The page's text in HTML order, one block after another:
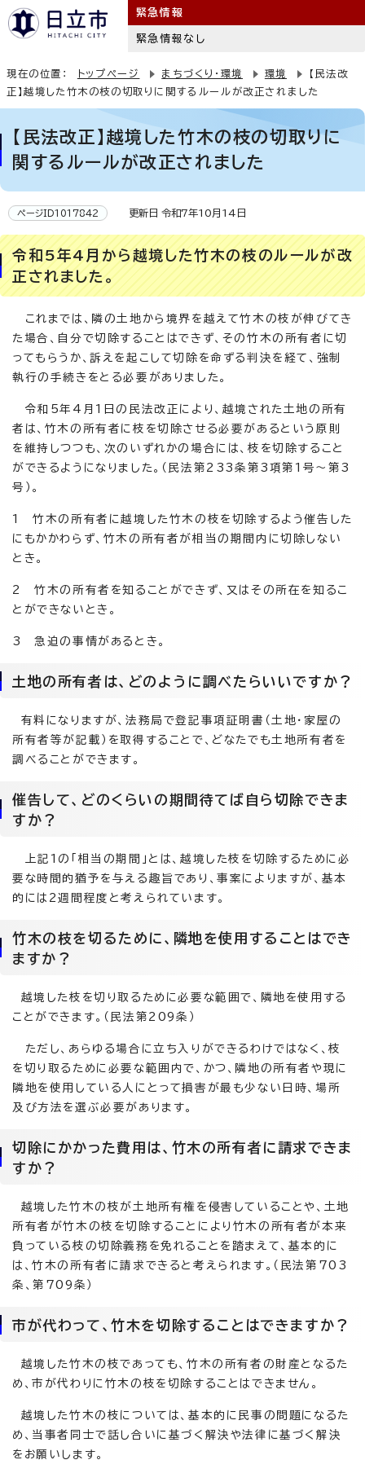
緊急情報
緊急情報なし
現在の位置： トップページ まちづくり・環境 環境
【民法改
正】越境した竹木の枝の切取りに関するルールが改正されました
【民法改正】越境した竹木の枝の切取りに
関するルールが改正されました
ページID1017842 更新日 令和7年10月14日
令和5年4月から越境した竹木の枝のルールが改
正されました。
これまでは、隣の土地から境界を越えて竹木の枝が伸びてき
た場合、自分で切除することはできず、その竹木の所有者に切
ってもらうか、訴えを起こして切除を命ずる判決を経て、強制
執行の手続きをとる必要がありました。
令和5年4月1日の民法改正により、越境された土地の所有
者は、竹木の所有者に枝を切除させる必要があるという原則
を維持しつつも、次のいずれかの場合には、枝を切除すること
ができるようになりました。（民法第233条第3項第1号～第3
号）。
1 竹木の所有者に越境した竹木の枝を切除するよう催告した
にもかかわらず、竹木の所有者が相当の期間内に切除しない
とき。
2 竹木の所有者を知ることができず、又はその所在を知るこ
とができないとき。
3 急迫の事情があるとき。
土地の所有者は、どのように調べたらいいですか？
有料になりますが、法務局で登記事項証明書（土地・家屋の
所有者等が記載）を取得することで、どなたでも土地所有者を
調べることができます。
催告して、どのくらいの期間待てば自ら切除できま
すか？
上記1の「相当の期間」とは、越境した枝を切除するために必
要な時間的猶予を与える趣旨であり、事案によりますが、基本
的には2週間程度と考えられています。
竹木の枝を切るために、隣地を使用することはでき
ますか？
越境した枝を切り取るために必要な範囲で、隣地を使用する
ことができます。（民法第209条）
ただし、あらゆる場合に立ち入りができるわけではなく、枝
を切り取るために必要な範囲内で、かつ、隣地の所有者や現に
隣地を使用している人にとって損害が最も少ない日時、場所
及び方法を選ぶ必要があります。
切除にかかった費用は、竹木の所有者に請求できま
すか？
越境した竹木の枝が土地所有権を侵害していることや、土地
所有者が竹木の枝を切除することにより竹木の所有者が本来
負っている枝の切除義務を免れることを踏まえて、基本的に
は、竹木の所有者に請求できると考えられます。（民法第703
条、第709条）
市が代わって、竹木を切除することはできますか？
越境した竹木の枝であっても、竹木の所有者の財産となるた
め、市が代わりに竹木の枝を切除することはできません。
越境した竹木の枝については、基本的に民事の問題になるた
め、当事者同士で話し合いに基づく解決や法律に基づく解決
をお願いします。